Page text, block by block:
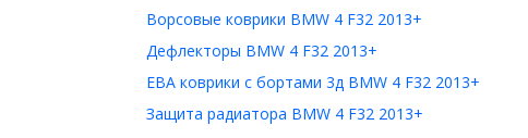
Ворсовые коврики BMW 4 F32 2013+
Дефлекторы BMW 4 F32 2013+
ЕВА коврики с бортами 3д BMW 4 F32 2013+
Защита радиатора BMW 4 F32 2013+